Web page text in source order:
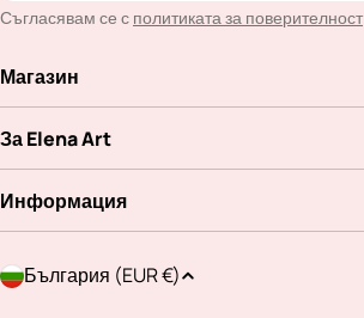
Съгласявам се с политиката за поверителност
Магазин
За Elena Art
Информация
Д
България (EUR €)